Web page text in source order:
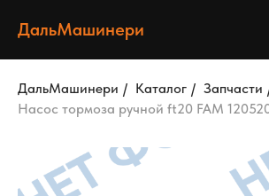
ДальМашинери
ДальМашинери / Каталог / Запчасти
Насос тормоза ручной ft20 FAM